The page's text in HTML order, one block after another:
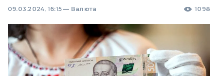
09.03.2024, 16:15 — Валюта 1098